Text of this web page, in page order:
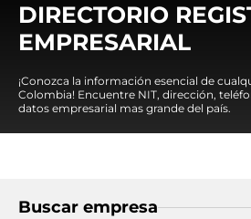
DIRECTORIO
EMPRESARIAL
¡Conozca la información esencial de
Colombia! Encuentre NIT, dirección,
datos empresarial mas grande del país.
Buscar empresa